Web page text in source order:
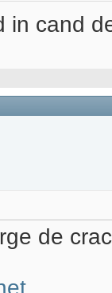
in cand
de